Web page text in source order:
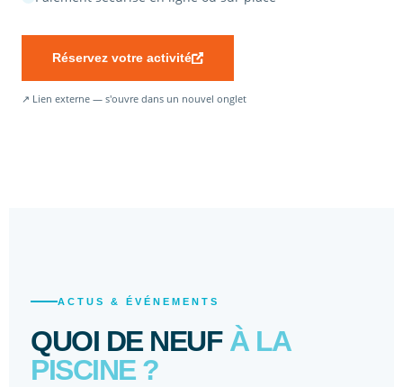
Réservez votre activité
↗ Lien externe — s'ouvre dans un nouvel onglet
ACTUS & ÉVÉNEMENTS
QUOI DE NEUF À LA
PISCINE ?